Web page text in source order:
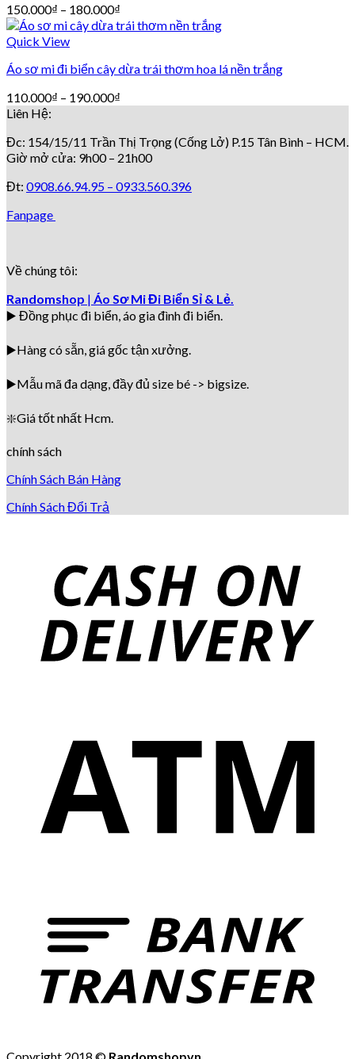
150.000₫ – 180.000₫
Quick View
Áo sơ mi đi biển cây dừa trái thơm hoa lá nền trắng
110.000₫ – 190.000₫
Liên Hệ:
Đc: 154/15/11 Trần Thị Trọng (Cống Lở) P.15 Tân Bình – HCM.
Giờ mở cửa: 9h00 – 21h00
Đt: 0908.66.94.95 – 0933.560.396
Fanpage
Về chúng tôi:
Randomshop | Áo Sơ Mi Đi Biển Sỉ & Lẻ.
▶️ Đồng phục đi biển , áo gia đình đi biển.
▶️Hàng có sẵn, giá gốc tận xưởng.
▶️Mẫu mã đa dạng, đầy đủ size bé -> bigsize.
❇️Giá tốt nhất Hcm.
chính sách
Chính Sách Bán Hàng
Chính Sách Đổi Trả
Copyright 2018 © Randomshopvn